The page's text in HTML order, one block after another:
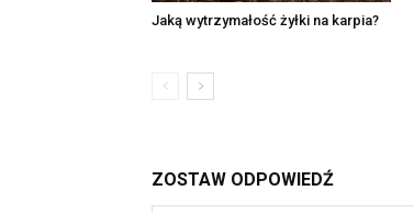
Jaką wytrzymałość żyłki na karpia?
ZOSTAW ODPOWIEDŹ